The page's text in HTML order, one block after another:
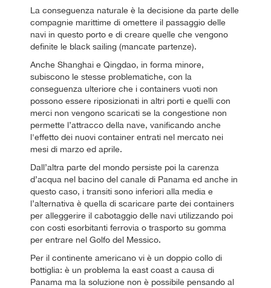
La conseguenza naturale è la decisione da parte delle
compagnie marittime di omettere il passaggio delle
navi in questo porto e di creare quelle che vengono
definite le black sailing (mancate partenze).
Anche Shanghai e Qingdao, in forma minore,
subiscono le stesse problematiche, con la
conseguenza ulteriore che i containers vuoti non
possono essere riposizionati in altri porti e quelli con
merci non vengono scaricati se la congestione non
permette l’attracco della nave, vanificando anche
l'effetto dei nuovi container entrati nel mercato nei
mesi di marzo ed aprile.
Dall’altra parte del mondo persiste poi la carenza
d’acqua nel bacino del canale di Panama ed anche in
questo caso, i transiti sono inferiori alla media e
l’alternativa è quella di scaricare parte dei containers
per alleggerire il cabotaggio delle navi utilizzando poi
con costi esorbitanti ferrovia o trasporto su gomma
per entrare nel Golfo del Messico.
Per il continente americano vi è un doppio collo di
bottiglia: è un problema la east coast a causa di
Panama ma la soluzione non è possibile pensando al